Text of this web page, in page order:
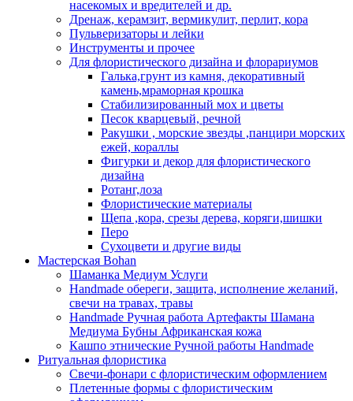
насекомых и вредителей и др.
Дренаж, керамзит, вермикулит, перлит, кора
Пульверизаторы и лейки
Инструменты и прочее
Для флористического дизайна и флорариумов
Галька,грунт из камня, декоративный
камень,мраморная крошка
Стабилизированный мох и цветы
Песок кварцевый, речной
Ракушки , морские звезды ,панцири морских
ежей, кораллы
Фигурки и декор для флористического
дизайна
Ротанг,лоза
Флористические материалы
Щепа ,кора, срезы дерева, коряги,шишки
Перо
Сухоцвети и другие виды
Мастерская Bohan
Шаманка Медиум Услуги
Handmade обереги, защита, исполнение желаний,
свечи на травах, травы
Handmade Ручная работа Артефакты Шамана
Медиума Бубны Африканская кожа
Кашпо этнические Ручной работы Handmade
Ритуальная флористика
Свечи-фонари с флористическим оформлением
Плетенные формы с флористическим